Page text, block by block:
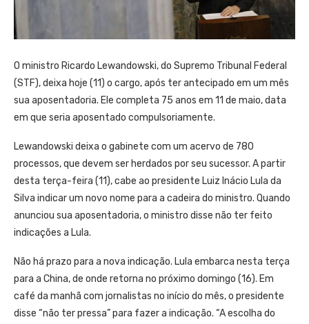
O ministro Ricardo Lewandowski, do Supremo Tribunal Federal
(STF), deixa hoje (11) o cargo, após ter antecipado em um mês
sua aposentadoria. Ele completa 75 anos em 11 de maio, data
em que seria aposentado compulsoriamente.
Lewandowski deixa o gabinete com um acervo de 780
processos, que devem ser herdados por seu sucessor. A partir
desta terça-feira (11), cabe ao presidente Luiz Inácio Lula da
Silva indicar um novo nome para a cadeira do ministro. Quando
anunciou sua aposentadoria, o ministro disse não ter feito
indicações a Lula.
Não há prazo para a nova indicação. Lula embarca nesta terça
para a China, de onde retorna no próximo domingo (16). Em
café da manhã com jornalistas no início do mês, o presidente
disse “não ter pressa” para fazer a indicação. “A escolha do